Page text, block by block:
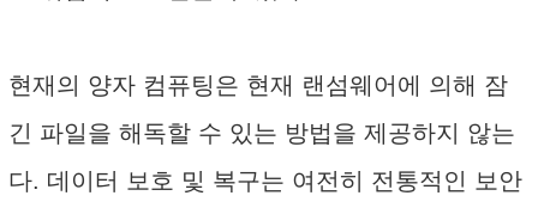
현재의 양자 컴퓨팅은 현재 랜섬웨어에 의해 잠
긴 파일을 해독할 수 있는 방법을 제공하지 않는
다. 데이터 보호 및 복구는 여전히 전통적인 보안